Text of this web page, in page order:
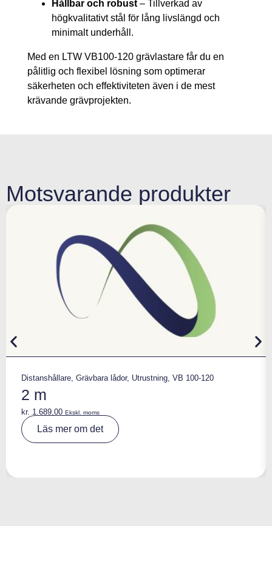
Hållbar och robust – Tillverkad av
högkvalitativt stål för lång livslängd och
minimalt underhåll.
Med en LTW VB100-120 grävlastare får du en
pålitlig och flexibel lösning som optimerar
säkerheten och effektiviteten även i de mest
krävande grävprojekten.
Motsvarande produkter
Distanshållare, Grävbara lådor, Utrustning, VB 100-120
2 m
kr. 1.689,00 Ekskl. moms
Läs mer om det